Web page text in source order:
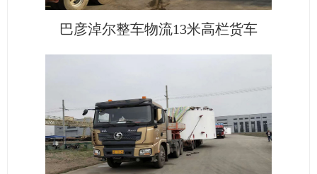
巴彦淖尔整车物流13米高栏货车